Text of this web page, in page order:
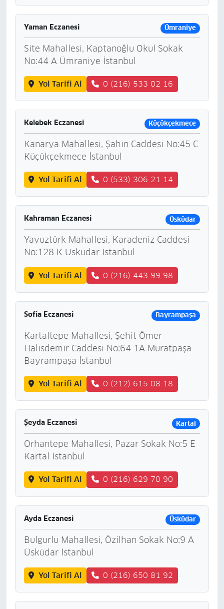
Yaman Eczanesi Ümraniye
Site Mahallesi, Kaptanoğlu Okul Sokak
No:44 A Ümraniye İstanbul
Yol Tarifi Al 0 (216) 533 02 16
Kelebek Eczanesi Küçükçekmece
Kanarya Mahallesi, Şahin Caddesi No:45 C
Küçükçekmece İstanbul
Yol Tarifi Al 0 (533) 306 21 14
Kahraman Eczanesi Üsküdar
Yavuztürk Mahallesi, Karadeniz Caddesi
No:128 K Üsküdar İstanbul
Yol Tarifi Al 0 (216) 443 99 98
Sofia Eczanesi Bayrampaşa
Kartaltepe Mahallesi, Şehit Ömer
Halisdemir Caddesi No:64 1A Muratpaşa
Bayrampaşa İstanbul
Yol Tarifi Al 0 (212) 615 08 18
Şeyda Eczanesi Kartal
Orhantepe Mahallesi, Pazar Sokak No:5 E
Kartal İstanbul
Yol Tarifi Al 0 (216) 629 70 90
Ayda Eczanesi Üsküdar
Bulgurlu Mahallesi, Özilhan Sokak No:9 A
Üsküdar İstanbul
Yol Tarifi Al 0 (216) 650 81 92